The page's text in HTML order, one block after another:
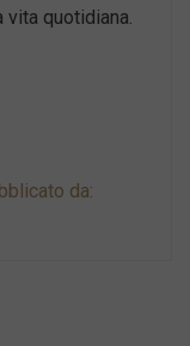
quotidiana.
da: